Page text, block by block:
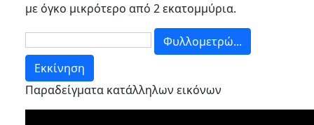
με όγκο μικρότερο από 2 εκατομμύρια.
Παραδείγματα κατάλληλων εικόνων